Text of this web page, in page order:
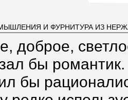
И ФУРНИТУРА ИЗ
доброе,
бы
бы